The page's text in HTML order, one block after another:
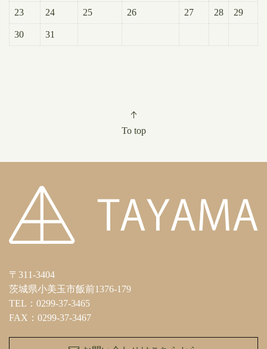
23 24 25 26 27 28 29
30 31
To top
〒311-3404
茨城県小美玉市飯前1376-179
TEL：0299-37-3465
FAX：0299-37-3467